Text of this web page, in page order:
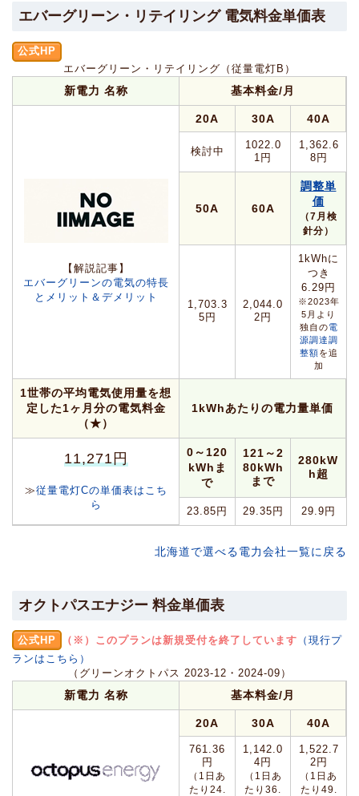
エバーグリーン・リテイリング 電気料金単価表
公式HP
エバーグリーン・リテイリング（従量電灯B）
新電力 名称 基本料金/月
【解説記事】
エバーグリーンの電気の特長
とメリット＆デメリット
20A 30A 40A
検討中
1022.0
1円
1,362.6
8円
50A 60A
調整単
価
（7月検
針分）
1,703.3
5円
2,044.0
2円
1kWhに
つき
6.29円
※2023年
5月より
独自の電
源調達調
整額を追
加
1世帯の平均電気使用量を想
定した1ヶ月分の電気料金
（★）
1kWhあたりの電力量単価
11,271円
≫従量電灯Cの単価表はこち
ら
0～120
kWhま
で
121～2
80kWh
まで
280kW
h超
23.85円 29.35円 29.9円
北海道で選べる電力会社一覧に戻る
オクトパスエナジー 料金単価表
公式HP （※）このプランは新規受付を終了しています （現行プ
ランはこちら）
（グリーンオクトパス 2023-12・2024-09）
新電力 名称 基本料金/月
20A 30A 40A
761.36
円
（1日あ
たり24.
1,142.0
4円
（1日あ
たり36.
1,522.7
2円
（1日あ
たり49.